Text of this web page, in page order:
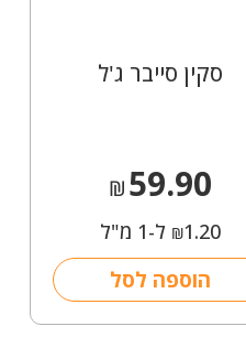
סקין סייבר ג'ל
₪59.90
₪1.20 ל-1 מ"ל
הוספה לסל